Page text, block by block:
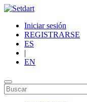
Iniciar sesión
REGISTRARSE
ES
|
EN